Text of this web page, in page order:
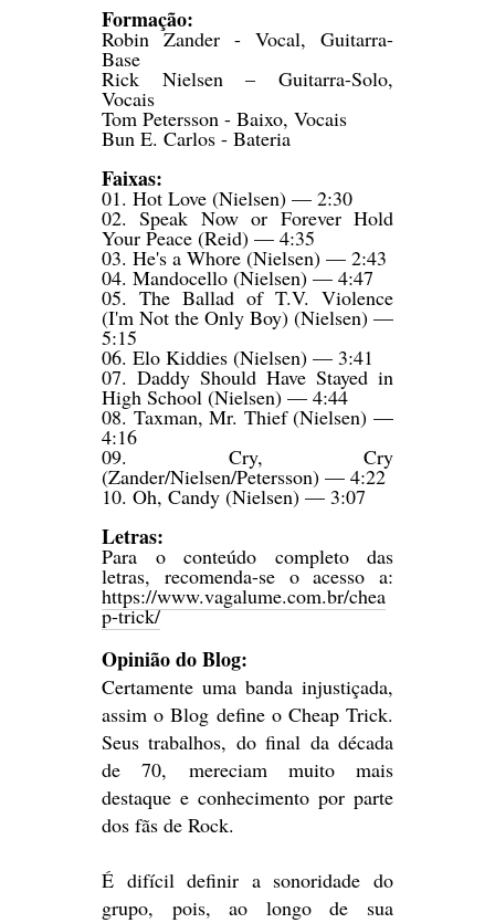
Formação:
Robin Zander - Vocal, Guitarra-
Base
Rick Nielsen – Guitarra-Solo,
Vocais
Tom Petersson - Baixo, Vocais
Bun E. Carlos - Bateria
Faixas:
01. Hot Love (Nielsen) — 2:30
02. Speak Now or Forever Hold
Your Peace (Reid) — 4:35
03. He's a Whore (Nielsen) — 2:43
04. Mandocello (Nielsen) — 4:47
05. The Ballad of T.V. Violence
(I'm Not the Only Boy) (Nielsen) —
5:15
06. Elo Kiddies (Nielsen) — 3:41
07. Daddy Should Have Stayed in
High School (Nielsen) — 4:44
08. Taxman, Mr. Thief (Nielsen) —
4:16
09. Cry, Cry
(Zander/Nielsen/Petersson) — 4:22
10. Oh, Candy (Nielsen) — 3:07
Letras:
Para o conteúdo completo das
letras, recomenda-se o acesso a:
https://www.vagalume.com.br/chea
p-trick/
Opinião do Blog:
Certamente uma banda injustiçada,
assim o Blog define o Cheap Trick.
Seus trabalhos, do final da década
de 70, mereciam muito mais
destaque e conhecimento por parte
dos fãs de Rock.
É difícil definir a sonoridade do
grupo, pois, ao longo de sua